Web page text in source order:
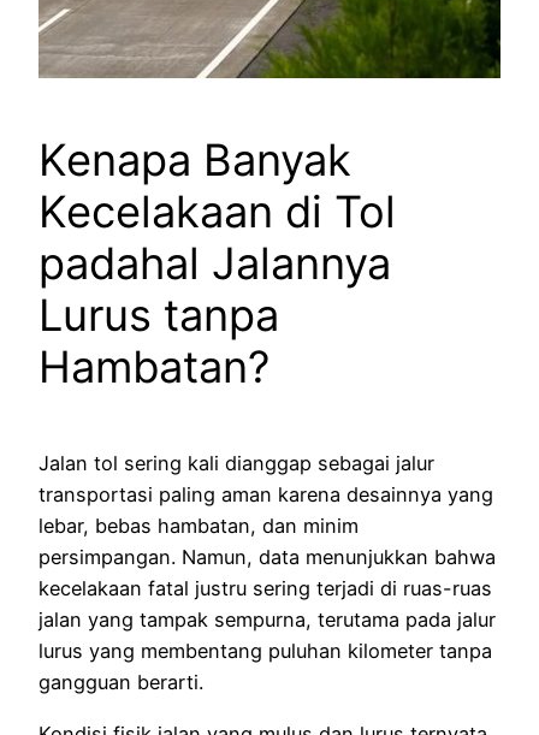
Kenapa Banyak
Kecelakaan di Tol
padahal Jalannya
Lurus tanpa
Hambatan?
Jalan tol sering kali dianggap sebagai jalur
transportasi paling aman karena desainnya yang
lebar, bebas hambatan, dan minim
persimpangan. Namun, data menunjukkan bahwa
kecelakaan fatal justru sering terjadi di ruas-ruas
jalan yang tampak sempurna, terutama pada jalur
lurus yang membentang puluhan kilometer tanpa
gangguan berarti.